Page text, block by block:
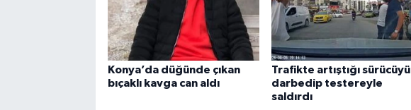
Konya’da düğünde çıkan
bıçaklı kavga can aldı
Trafikte artıştığı sürücüyü
darbedip testereyle
saldırdı